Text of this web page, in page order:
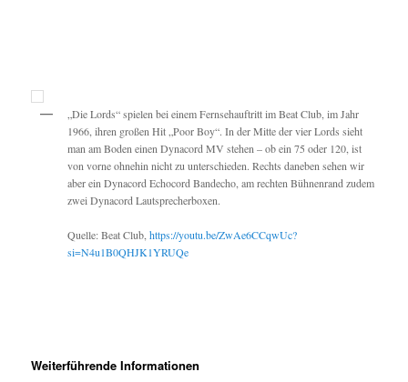
„Die Lords“ spielen bei einem Fernsehauftritt im Beat Club, im Jahr
1966, ihren großen Hit „Poor Boy“. In der Mitte der vier Lords sieht
man am Boden einen Dynacord MV stehen – ob ein 75 oder 120, ist
von vorne ohnehin nicht zu unterschieden. Rechts daneben sehen wir
aber ein Dynacord Echocord Bandecho, am rechten Bühnenrand zudem
zwei Dynacord Lautsprecherboxen.
Quelle: Beat Club,https://youtu.be/ZwAe6CCqwUc?
si=N4u1B0QHJK1YRUQe
Weiterführende Informationen